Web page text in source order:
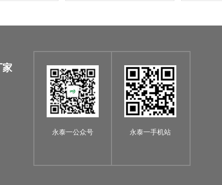
永泰一公众号 永泰一手机站